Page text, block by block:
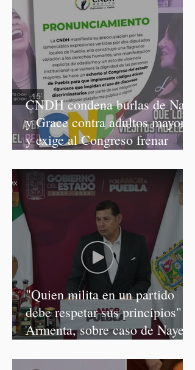
CNDH condena burlas de Nay
y Grace contra adultos mayores
y exige al Congreso frenar
"Quien milita en un partido
debe respetar sus principios":
Armenta, sobre caso de Nayeli